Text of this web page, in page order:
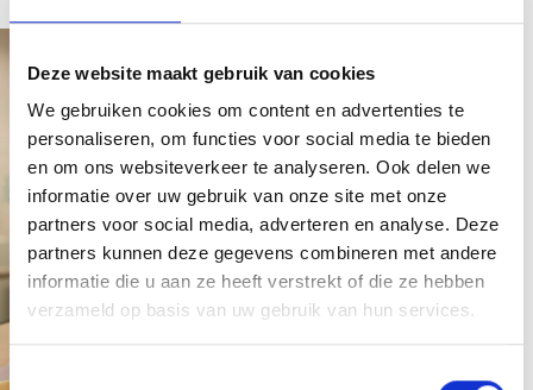
Deze website maakt gebruik van cookies
We gebruiken cookies om content en advertenties te
personaliseren, om functies voor social media te bieden
en om ons websiteverkeer te analyseren. Ook delen we
informatie over uw gebruik van onze site met onze
partners voor social media, adverteren en analyse. Deze
partners kunnen deze gegevens combineren met andere
informatie die u aan ze heeft verstrekt of die ze hebben
verzameld op basis van uw gebruik van hun services.